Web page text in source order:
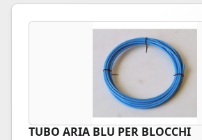
TUBO ARIA BLU PER BLOCCHI